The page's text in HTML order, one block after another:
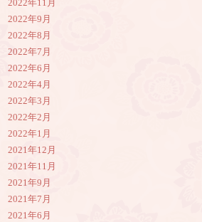
2022年11月
2022年9月
2022年8月
2022年7月
2022年6月
2022年4月
2022年3月
2022年2月
2022年1月
2021年12月
2021年11月
2021年9月
2021年7月
2021年6月